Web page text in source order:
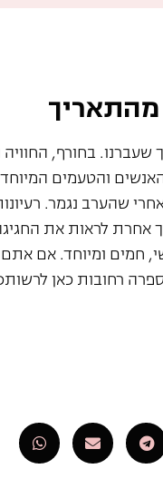
שעברנו. בחורף, החוויה
והטעמים
שהערב נגמר.
אחרת לראות את
חמים ומיוחד. אם אתם
רחובות כאן